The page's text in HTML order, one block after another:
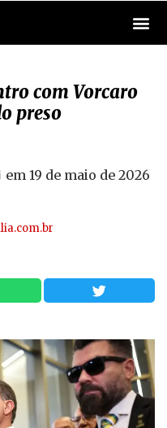
com Vorcaro
preso
em 19 de maio de 2026